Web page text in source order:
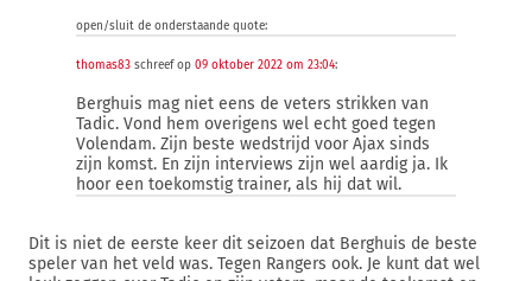
open/sluit de onderstaande quote:
thomas83 schreef op 09 oktober 2022 om 23:04:
Berghuis mag niet eens de veters strikken van
Tadic. Vond hem overigens wel echt goed tegen
Volendam. Zijn beste wedstrijd voor Ajax sinds
zijn komst. En zijn interviews zijn wel aardig ja. Ik
hoor een toekomstig trainer, als hij dat wil.
Dit is niet de eerste keer dit seizoen dat Berghuis de beste
speler van het veld was. Tegen Rangers ook. Je kunt dat wel